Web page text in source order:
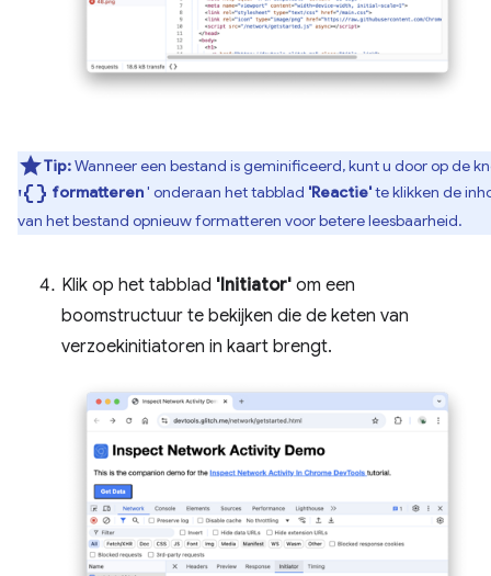
Tip:Wanneer een bestand is geminificeerd, kunt u door op de
'Data_object formatteren' onderaan het tabblad 'Reactie'te klikken de
van het bestand opnieuw formatteren voor betere leesbaarheid.
Klik op het tabblad 'Initiator' om een ​​
boomstructuur te bekijken die de keten van
verzoekinitiatoren in kaart brengt.